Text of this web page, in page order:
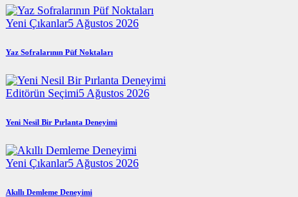
Yeni Çıkanlar5 Ağustos 2026
Yaz Sofralarının Püf Noktaları
Editörün Seçimi5 Ağustos 2026
Yeni Nesil Bir Pırlanta Deneyimi
Yeni Çıkanlar5 Ağustos 2026
Akıllı Demleme Deneyimi